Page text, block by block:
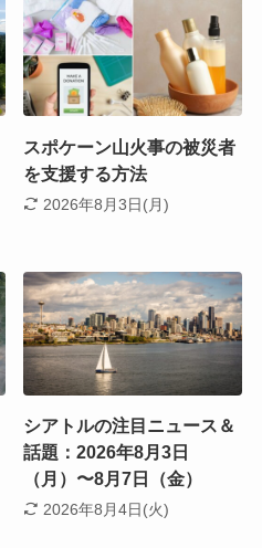
スポケーン山火事の被災者
を支援する方法
2026年8月3日(月)
シアトルの注目ニュース＆
話題：2026年8月3日
（月）〜8月7日（金）
2026年8月4日(火)